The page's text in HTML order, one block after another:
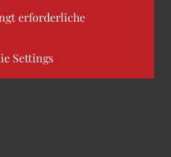
erforderliche
Settings
Wissen, um